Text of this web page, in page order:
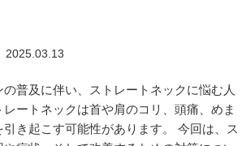
2025.03.13
普及に伴い、ストレートネックに悩む人
ートネックは首や肩のコリ、頭痛、めま
き起こす可能性があります。 今回は、ス